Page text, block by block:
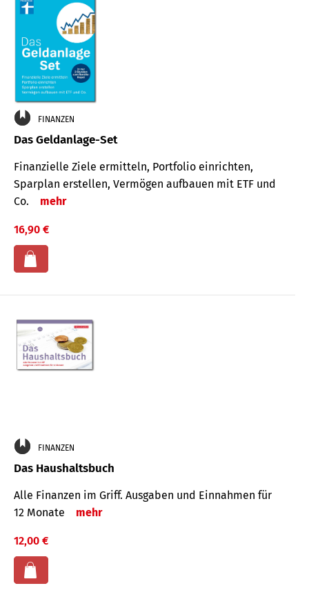
FINANZEN
Das Geldanlage-Set
Finanzielle Ziele ermitteln, Portfolio einrichten,
Sparplan erstellen, Vermögen aufbauen mit ETF und
Co.
mehr
16,90 €
FINANZEN
Das Haushaltsbuch
Alle Finanzen im Griff. Aus­gaben und Ein­nahmen für
12 Monate
mehr
12,00 €